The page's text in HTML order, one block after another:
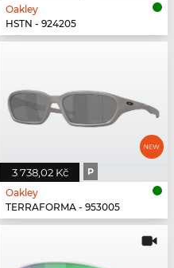
Oakley
HSTN - 924205
3 738,02 Kč P
Oakley
TERRAFORMA - 953005